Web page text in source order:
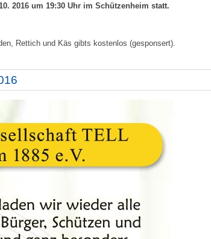
2016 um 19:30 Uhr im Schützenheim statt.
Rettich und Käs gibts kostenlos (gesponsert).